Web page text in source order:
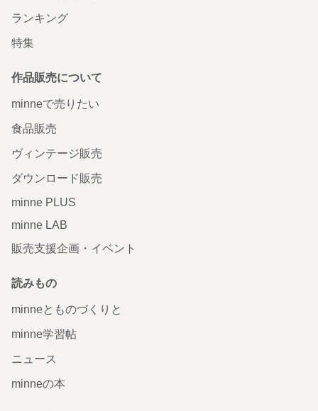
ランキング
特集
作品販売について
minneで売りたい
食品販売
ヴィンテージ販売
ダウンロード販売
minne PLUS
minne LAB
販売支援企画・イベント
読みもの
minneとものづくりと
minne学習帖
ニュース
minneの本